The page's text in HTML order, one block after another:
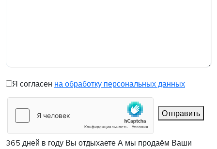
Я согласен на обработку персональных данных
Отправить
365 дней в году Вы отдыхаете А мы продаём Ваши